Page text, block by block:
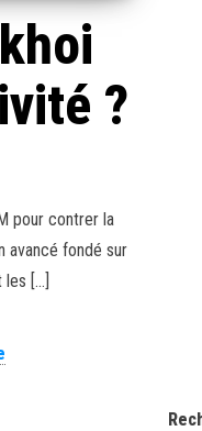
?
pour contrer la
avancé fondé sur
[…]